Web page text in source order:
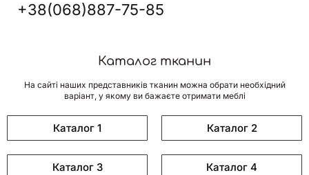
+38(068)887-75-85
Каталог тканин
На сайті наших представників тканин можна обрати необхідний
варіант, у якому ви бажаєте отримати меблі
Каталог 1 Каталог 2
Каталог 3 Каталог 4